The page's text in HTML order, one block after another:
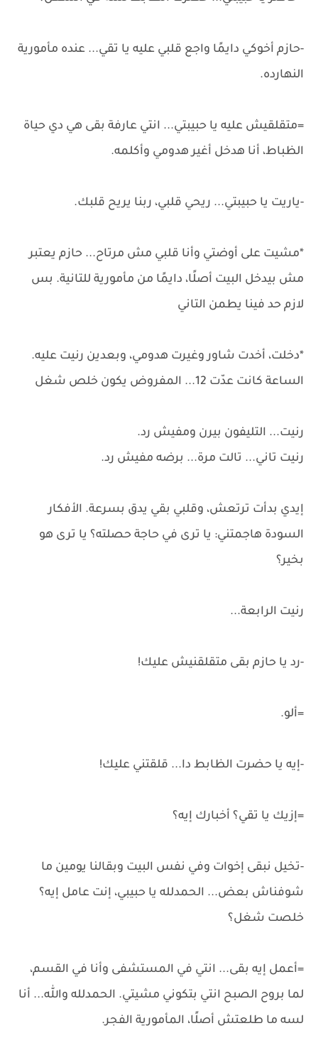
-حازم أخوكي دايمًا واجع قلبي عليه يا تقي... عنده مأمورية
النهارده.
=متقلقيش عليه يا حبيبتي... انتي عارفة بقى هي دي حياة
الظباط، أنا هدخل أغير هدومي وأكلمه.
-ياريت يا حبيبتي... ريحي قلبي، ربنا يريح قلبك.
*مشيت على أوضتي وأنا قلبي مش مرتاح... حازم يعتبر
مش بيدخل البيت أصلًا، دايمًا من مأمورية للتانية. بس
لازم حد فينا يطمن التاني
*دخلت، أخدت شاور وغيرت هدومي، وبعدين رنيت عليه.
الساعة كانت عدّت 12... المفروض يكون خلص شغل
رنيت... التليفون بيرن ومفيش رد.
رنيت تاني... تالت مرة... برضه مفيش رد.
إيدي بدأت ترتعش، وقلبي بقي يدق بسرعة. الأفكار
السودة هاجمتني: يا ترى في حاجة حصلته؟ يا ترى هو
بخير؟
رنيت الرابعة...
-رد يا حازم بقى متقلقنيش عليك!
=ألو.
-إيه يا حضرت الظابط دا... قلقتني عليك!
=إزيك يا تقي؟ أخبارك إيه؟
-تخيل نبقى إخوات وفي نفس البيت وبقالنا يومين ما
شوفناش بعض... الحمدلله يا حبيبي، إنت عامل إيه؟
خلصت شغل؟
=أعمل إيه بقى... انتي في المستشفى وأنا في القسم،
لما بروح الصبح انتي بتكوني مشيتي. الحمدلله والله... أنا
لسه ما طلعتش أصلًا، المأمورية الفجر.